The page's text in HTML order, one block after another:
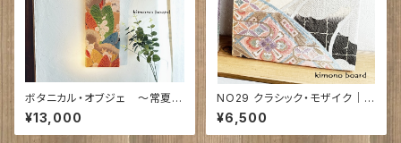
ボタニカル・オブジェ ～常夏の
葉衣｜750㎜×210㎜×19㎜ N
O13
¥13,000
NO29 クラシック・モザイク｜2
30㎜×230㎜×23㎜ 帯
¥6,500